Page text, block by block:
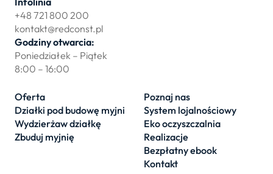
+48 721 800 200
kontakt@redconst.pl
Godziny otwarcia:
Poniedziałek – Piątek
8:00 – 16:00
Oferta
Działki pod budowę myjni
Wydzierżaw działkę
Zbuduj myjnię
Poznaj nas
System lojalnościowy
Eko oczyszczalnia
Realizacje
Bezpłatny ebook
Kontakt